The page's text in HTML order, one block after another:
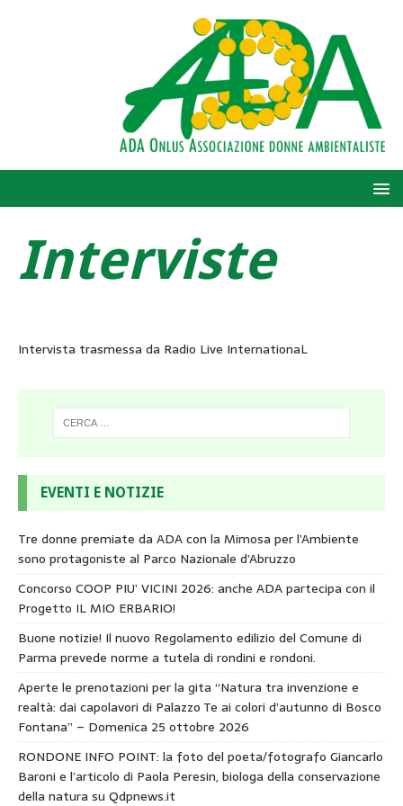
Interviste
Intervista trasmessa da Radio Live InternationaL
EVENTI E NOTIZIE
Tre donne premiate da ADA con la Mimosa per l’Ambiente
sono protagoniste al Parco Nazionale d’Abruzzo
Concorso COOP PIU’ VICINI 2026: anche ADA partecipa con il
Progetto IL MIO ERBARIO!
Buone notizie! Il nuovo Regolamento edilizio del Comune di
Parma prevede norme a tutela di rondini e rondoni.
Aperte le prenotazioni per la gita “Natura tra invenzione e
realtà: dai capolavori di Palazzo Te ai colori d’autunno di Bosco
Fontana” – Domenica 25 ottobre 2026
RONDONE INFO POINT: la foto del poeta/fotografo Giancarlo
Baroni e l’articolo di Paola Peresin, biologa della conservazione
della natura su Qdpnews.it